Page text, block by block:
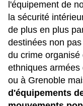
l'équipement de
la sécurité
de plus en plus
destinées non
du crime
ethniques
ou à Grenoble
d'équipements